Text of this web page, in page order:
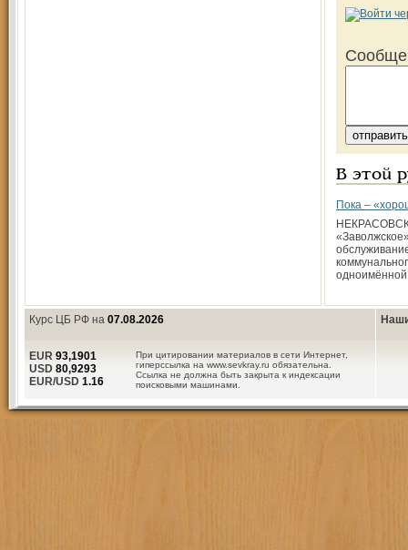
В этой
Пока –
одноимённой
Курс ЦБ РФ на 07.08.2026
При цитировании материалов в сети Интернет,
гиперссылка на www.sevkray.ru обязательна.
Ссылка не должна быть закрыта к индексации
поисковыми машинами.
EUR 93,1901
USD 80,9293
EUR/USD 1.16